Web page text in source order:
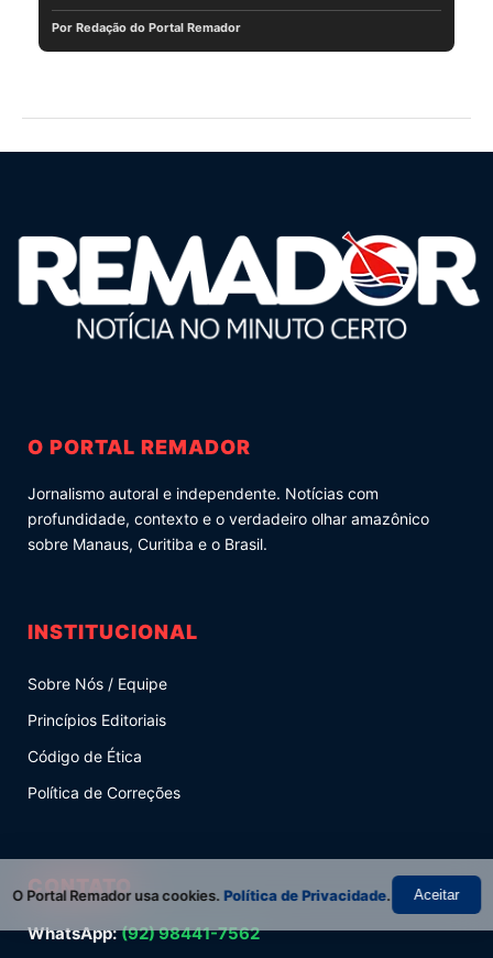
Por Redação do Portal Remador
O PORTAL REMADOR
Jornalismo autoral e independente. Notícias com
profundidade, contexto e o verdadeiro olhar amazônico
sobre Manaus, Curitiba e o Brasil.
INSTITUCIONAL
Sobre Nós / Equipe
Princípios Editoriais
Código de Ética
Política de Correções
CONTATO
WhatsApp: (92) 98441-7562
O Portal Remador usa cookies.Política de Privacidade. Aceitar